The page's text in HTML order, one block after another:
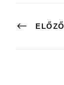
ELŐZŐ